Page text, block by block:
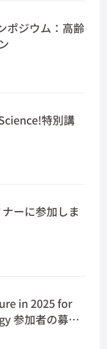
ポジウム：高齢
特別講
ナーに参加しま
in 2025 for
参加者の募集